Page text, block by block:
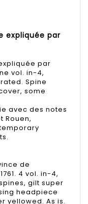
expliquée par
par
vol. in-4,
Spine
some
avec des notes
Rouen,
de
4 vol. in-4,
gilt super
headpiece
yellowed. As is.